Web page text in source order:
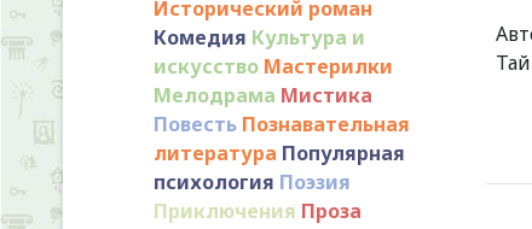
Исторический роман
Комедия Культура и
искусство Мастерилки
Мелодрама Мистика
Повесть Познавательная
литература Популярная
психология Поэзия
Приключения Проза